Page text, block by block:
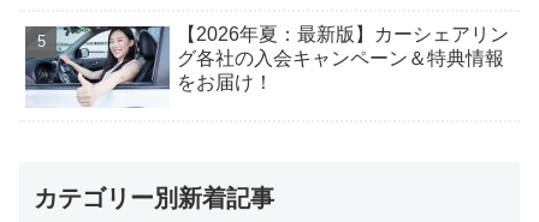
【2026年夏：最新版】カーシェアリン
グ各社の入会キャンペーン＆特典情報
をお届け！
カテゴリー別新着記事